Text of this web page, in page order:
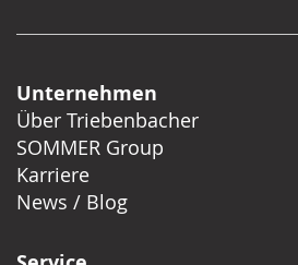
Unternehmen
Über Triebenbacher
SOMMER Group
Karriere
News / Blog